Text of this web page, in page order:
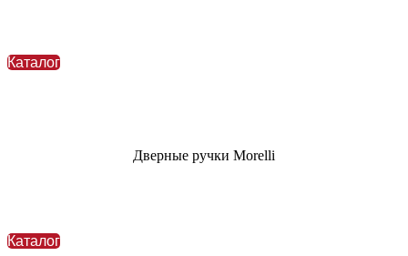
Каталог
Дверные ручки Morelli
Каталог